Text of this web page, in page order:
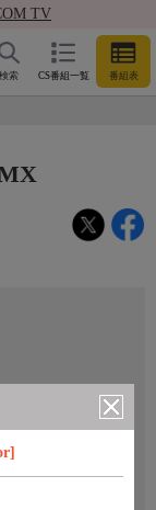
TV
CS番組一覧 番組表
検索